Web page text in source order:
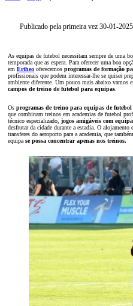
Publicado pela primeira vez 30-01-2025
As equipas de futebol necessitam sempre de uma
temporada que as espera. Para oferecer uma boa
em Ertheo oferecemos programas de formação
profissionais que podem interessar-lhe se quiser
ambiente diferente. Um pouco mais abaixo vamos
campos de treino de futebol para equipas.
Os programas de treino para equipas de futebol
que combinam treinos em academias de futebol
técnico especializado, jogos amigáveis com
desfrutar da cidade durante a estadia. O
transferes do aeroporto para a academia, que
equipase possa concentrar apenas nos treinos.